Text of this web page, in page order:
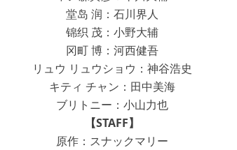
堂岛 润：石川界人
锦织 茂：小野大辅
冈町 博：河西健吾
リュウ リュウショウ：神谷浩史
キティ チャン：田中美海
ブリトニー：小山力也
【STAFF】
原作：スナックマリー